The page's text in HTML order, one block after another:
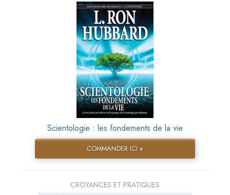
Scientologie : les fondements de la vie
COMMANDER ICI »
CROYANCES ET PRATIQUES